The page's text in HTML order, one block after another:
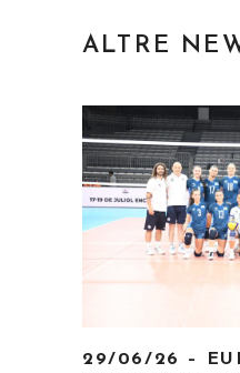
ALTRE
29/06/26 –